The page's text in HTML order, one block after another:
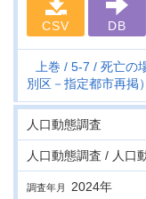
CSV DB
上巻 5-7
死亡の
別区－指定都市再掲
人口動態調査
人口動態調査 / 人口
調査年月 2024年